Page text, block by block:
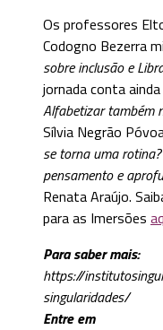
Os professores
Codogno Bezerra
sobre inclusão e
jornada conta
Alfabetizar também
Sílvia Negrão
se torna uma
pensamento e
Renata Araújo.
para as Imersões
Para saber mais:
https://
singularidades/
Entre em